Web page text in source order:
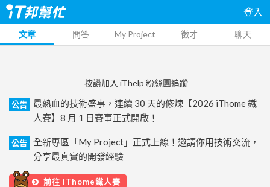
登入
文章 問答 My Project 徵才 聊天
按讚加入 iThelp 粉絲團追蹤
公告
最熱血的技術盛事，連續 30 天的修煉【2026 iThome 鐵
人賽】8 月 1 日賽事正式開啟！
公告
全新專區「My Project」正式上線！邀請你用技術交流，
分享最真實的開發經驗
前往 iThome鐵人賽